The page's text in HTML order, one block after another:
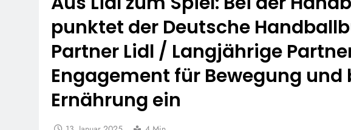
punktet der Deutsche
Partner Lidl / Langjährige
Engagement für Bewegung und
Ernährung ein